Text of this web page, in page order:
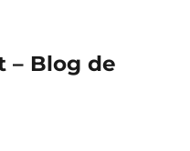
– Blog de